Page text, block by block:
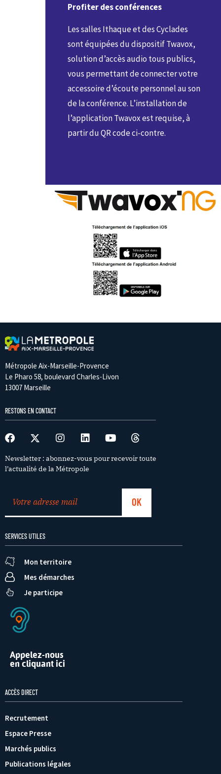
Profiter des conférences
Les salles Ithaque et des Cyclades
sont équipées du dispositif Twavox,
solution d’accès audio tous publics,
vous permettant de connecter votre
accessoire d’écoute personnel au son
de la conférence. L’installation de
l’application Twavox est requise, à
partir du QR code ci-contre.
Métropole Aix-Marseille-Provence
Le Pharo 58, boulevard Charles-Livon
13007 Marseille
RESTONS EN CONTACT
Newsletter : abonnez-vous pour recevoir toute
l’actualité de la Métropole
SERVICES UTILES
Mon territoire
Mes démarches
Je participe
Appelez-nous
en cliquant ici
ACCÈS DIRECT
Recrutement
Espace Presse
Marchés publics
Publications légales